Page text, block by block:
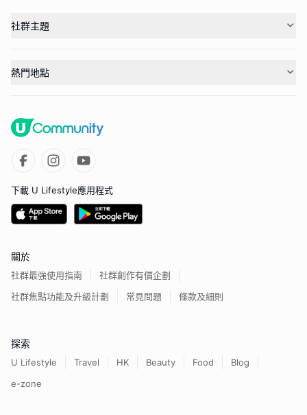
社群主題
熱門地點
下載 U Lifestyle應用程式
關於
社群最強使用指南
社群創作有價企劃
社群焦點功能及升級計劃
常見問題 條款及細則
探索
U Lifestyle Travel HK Beauty Food
Blog
e-zone